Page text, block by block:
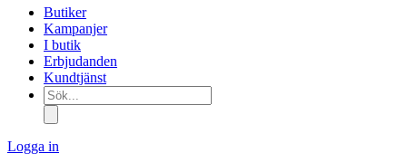
Butiker
Kampanjer
I butik
Erbjudanden
Kundtjänst
Sök...
Logga in